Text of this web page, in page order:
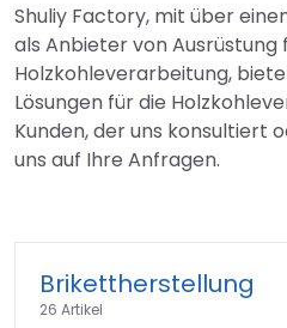
Shuliy Factory, mit über
als Anbieter von Ausrüstung
Holzkohleverarbeitung,
Lösungen für die
Kunden, der uns konsultiert
uns auf Ihre Anfragen.
Brikettherstellung
26 Artikel